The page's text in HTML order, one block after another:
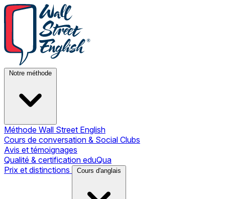
Notre méthode
Méthode Wall Street English
Cours de conversation & Social Clubs
Avis et témoignages
Qualité & certification eduQua
Prix et distinctions
Cours d'anglais